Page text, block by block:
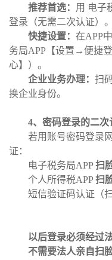
推荐首选： 用 电子
登录（无需二次认证）。
快捷设置： 在APP
务局APP【设置→便捷
心】）。
企业业务办理： 扫
换企业身份。
4、密码登录的二次
若用账号密码登录
证：
电子税务局APP扫
个人所得税APP扫
短信验证码认证（
以后登录必须经过
不需要法人亲自扫脸